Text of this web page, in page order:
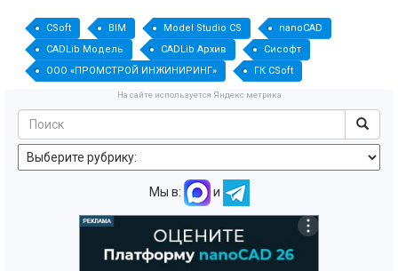
CSoft BIM Model Studio CS
nanoCAD
CADLib Модель
CADLib Архив
Сисофт
ООО «ПРОМСТРОЙ ИНЖИНИРИНГ»
ГК CSoft
На сайте используется Яндекс метрика
Мы в: и